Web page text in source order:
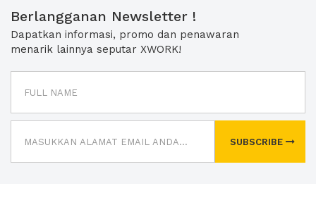
Berlangganan Newsletter !
Dapatkan informasi, promo dan penawaran
menarik lainnya seputar XWORK!
SUBSCRIBE